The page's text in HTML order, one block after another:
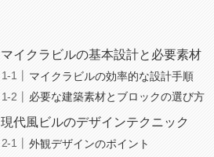
マイクラビルの基本設計と必要素材
マイクラビルの効率的な設計手順
必要な建築素材とブロックの選び方
現代風ビルのデザインテクニック
外観デザインのポイント